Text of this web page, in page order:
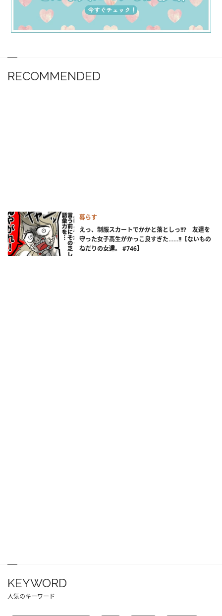
RECOMMENDED
暮らす
えっ、制服スカートでかかと落としっ!!? 友達を
守った女子高生がかっこ良すぎた……!!【ないもの
ねだりの女達。 #746】
KEYWORD
人気のキーワード